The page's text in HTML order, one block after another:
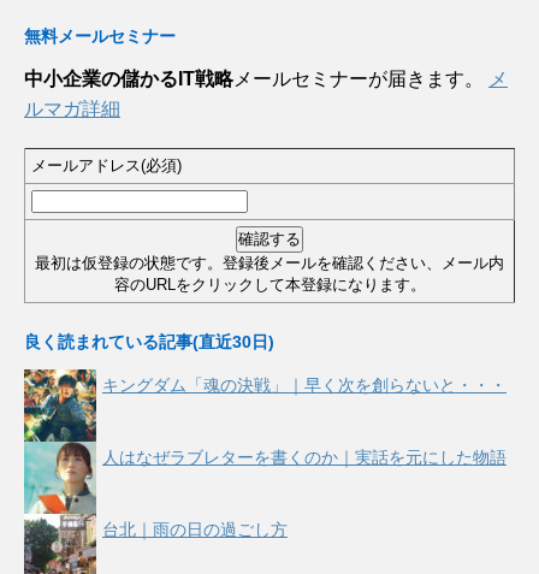
無料メールセミナー
中小企業の儲かるIT戦略メールセミナーが届きます。
メ
ルマガ詳細
メールアドレス(必須)
最初は仮登録の状態です。登録後メールを確認ください、メール内
容のURLをクリックして本登録になります。
良く読まれている記事(直近30日)
キングダム「魂の決戦」｜早く次を創らないと・・・
人はなぜラブレターを書くのか｜実話を元にした物語
台北｜雨の日の過ごし方